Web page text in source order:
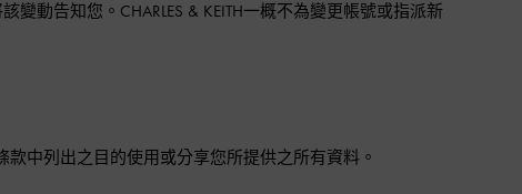
變動告知您。CHARLES & KEITH一概不為變更帳號或指派新
款中列出之目的使用或分享您所提供之所有資料。